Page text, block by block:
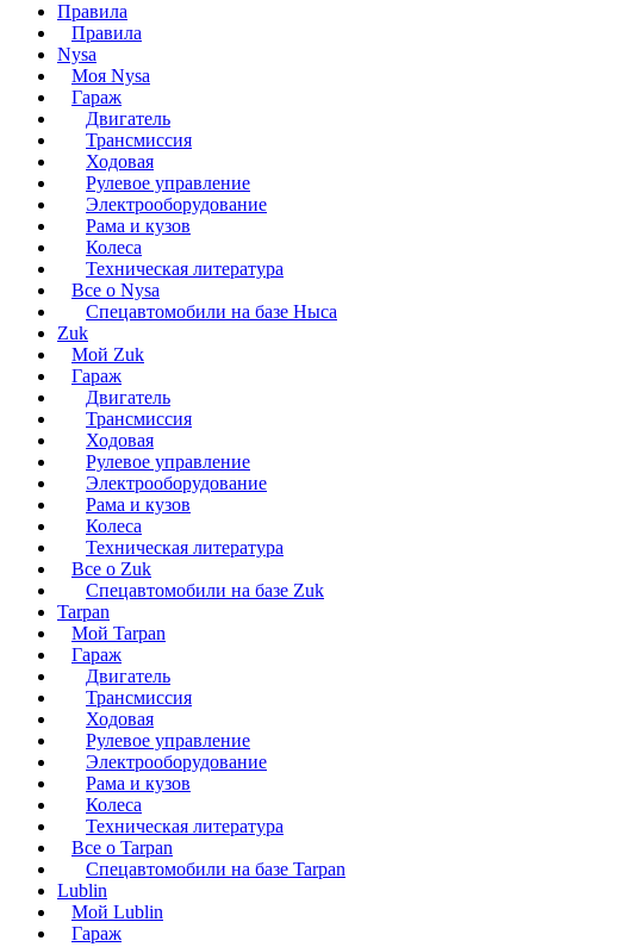
Правила
Правила
Nysa
Моя Nysa
Гараж
Двигатель
Трансмиссия
Ходовая
Рулевое управление
Электрооборудование
Рама и кузов
Колеса
Техническая литература
Все о Nysa
Спецавтомобили на базе Ныса
Zuk
Мой Zuk
Гараж
Двигатель
Трансмиссия
Ходовая
Рулевое управление
Электрооборудование
Рама и кузов
Колеса
Техническая литература
Все о Zuk
Спецавтомобили на базе Zuk
Tarpan
Мой Tarpan
Гараж
Двигатель
Трансмиссия
Ходовая
Рулевое управление
Электрооборудование
Рама и кузов
Колеса
Техническая литература
Все о Tarpan
Спецавтомобили на базе Tarpan
Lublin
Мой Lublin
Гараж